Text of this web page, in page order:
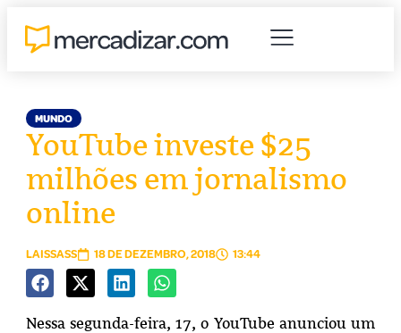
MUNDO
YouTube investe $25
milhões em jornalismo
online
LAISSASS 18 DE DEZEMBRO, 2018 13:44
Nessa segunda-feira, 17, o YouTube anunciou um